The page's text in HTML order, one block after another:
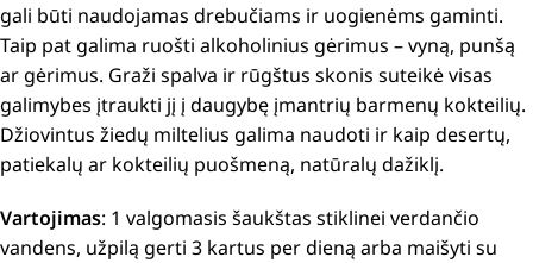
gali būti naudojamas drebučiams ir uogienėms gaminti.
Taip pat galima ruošti alkoholinius gėrimus – vyną, punšą
ar gėrimus. Graži spalva ir rūgštus skonis suteikė visas
galimybes įtraukti jį į daugybę įmantrių barmenų kokteilių.
Džiovintus žiedų miltelius galima naudoti ir kaip desertų,
patiekalų ar kokteilių puošmeną, natūralų dažiklį.
Vartojimas: 1 valgomasis šaukštas stiklinei verdančio
vandens, užpilą gerti 3 kartus per dieną arba maišyti su